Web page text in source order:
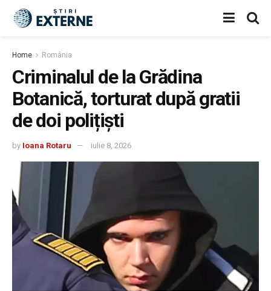
Home România
Criminalul de la Grădina
Botanică, torturat după gratii
de doi polițiști
by Ioana Rotaru iulie 8, 2026